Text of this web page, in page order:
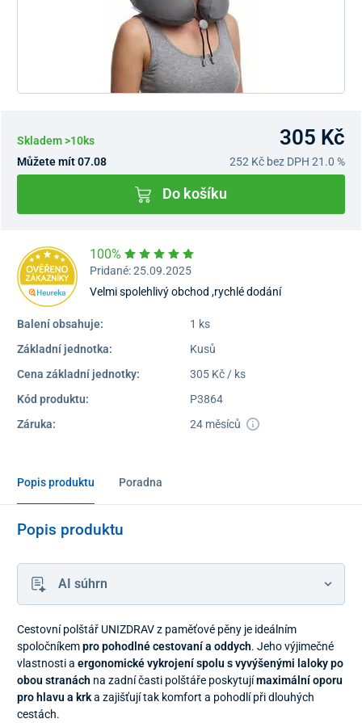
Skladem >10ks 305 Kč
Můžete mít 07.08 252 Kč bez DPH 21.0 %
Do košíku
100%
Pridané: 25.09.2025
Velmi spolehlivý obchod ,rychlé dodání
Balení obsahuje:
1 ks
Základní jednotka:
Kusů
Cena základní jednotky:
305 Kč / ks
Kód produktu:
P3864
Záruka:
24 měsíců
Popis produktu Poradna
Popis produktu
AI súhrn
Cestovní polštář UNIZDRAV z paměťové pěny je ideálním
spoločníkempro pohodlné cestovaní a oddych. Jeho výjimečné
vlastnosti a ergonomické vykrojení spolu s vyvýšenými laloky po
obou stranách na zadní časti polštáře poskytujímaximální oporu
pro hlavu a krka zajišťují tak komfort a pohodlí při dlouhých
cestách.